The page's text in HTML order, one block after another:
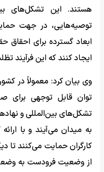
هستند. این تشکل‌های
توصیه‌هایی، در جهت
ابعاد گسترده برای احقاق
ایجاد کنند که این فرآیند
وی بیان کرد: معمولاً در
توان قابل توجهی برای
به میدان می‌آیند و با
کارگران حمایت می‌کنند تا
از وضعیت فرودست به وضعیت